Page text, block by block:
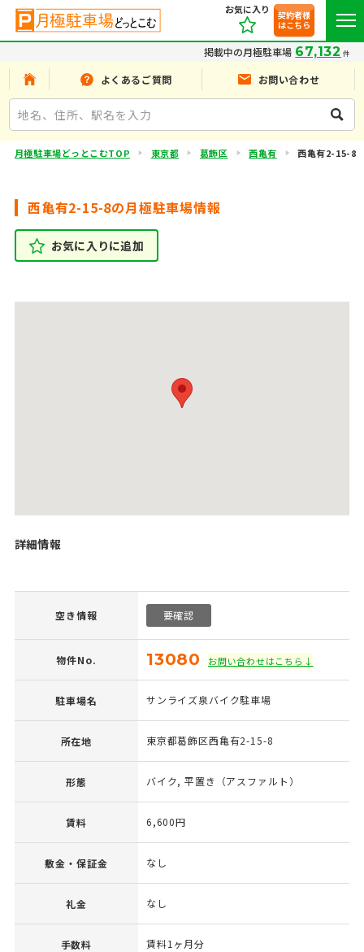
お気に入り
契約者様
はこちら
掲載中の月極駐車場 67,132 件
よくあるご質問 お問い合わせ
月極駐車場どっとこむTOP 東京都 葛飾区 西亀有 西亀有2-15-8
西亀有2-15-8の月極駐車場情報
お気に入りに追加
詳細情報
空き情報 要確認
物件No. 13080 お問い合わせはこちら↓
駐車場名 サンライズ泉バイク駐車場
所在地 東京都葛飾区西亀有2-15-8
形態 バイク, 平置き（アスファルト）
賃料 6,600円
敷金・保証金 なし
礼金 なし
手数料 賃料1ヶ月分